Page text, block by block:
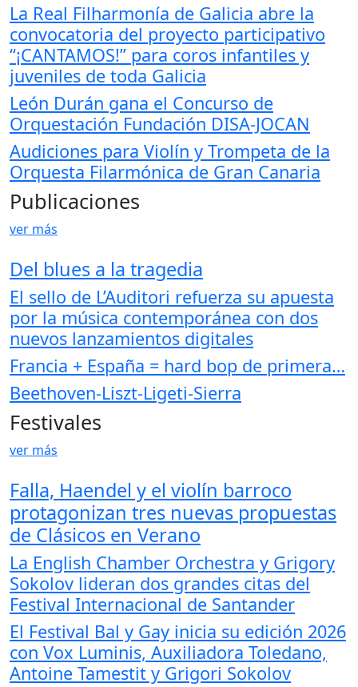
La Real Filharmonía de Galicia abre la
convocatoria del proyecto participativo
“¡CANTAMOS!” para coros infantiles y
juveniles de toda Galicia
León Durán gana el Concurso de
Orquestación Fundación DISA-JOCAN
Audiciones para Violín y Trompeta de la
Orquesta Filarmónica de Gran Canaria
Publicaciones
ver más
Del blues a la tragedia
El sello de L’Auditori refuerza su apuesta
por la música contemporánea con dos
nuevos lanzamientos digitales
Francia + España = hard bop de primera…
Beethoven-Liszt-Ligeti-Sierra
Festivales
ver más
Falla, Haendel y el violín barroco
protagonizan tres nuevas propuestas
de Clásicos en Verano
La English Chamber Orchestra y Grigory
Sokolov lideran dos grandes citas del
Festival Internacional de Santander
El Festival Bal y Gay inicia su edición 2026
con Vox Luminis, Auxiliadora Toledano,
Antoine Tamestit y Grigori Sokolov